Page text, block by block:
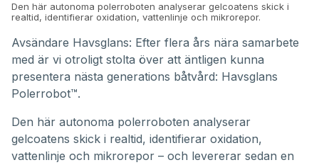
Den här autonoma polerroboten analyserar gelcoatens skick i
realtid, identifierar oxidation, vattenlinje och mikrorepor.
Avsändare Havsglans: Efter flera års nära samarbete
med är vi otroligt stolta över att äntligen kunna
presentera nästa generations båtvård: Havsglans
Polerrobot™.
Den här autonoma polerroboten analyserar
gelcoatens skick i realtid, identifierar oxidation,
vattenlinje och mikrorepor – och levererar sedan en